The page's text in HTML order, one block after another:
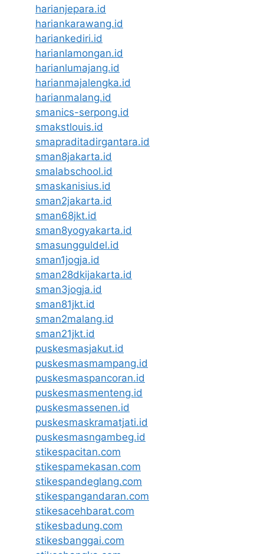
harianjepara.id
hariankarawang.id
hariankediri.id
harianlamongan.id
harianlumajang.id
harianmajalengka.id
harianmalang.id
smanics-serpong.id
smakstlouis.id
smapraditadirgantara.id
sman8jakarta.id
smalabschool.id
smaskanisius.id
sman2jakarta.id
sman68jkt.id
sman8yogyakarta.id
smasungguldel.id
sman1jogja.id
sman28dkijakarta.id
sman3jogja.id
sman81jkt.id
sman2malang.id
sman21jkt.id
puskesmasjakut.id
puskesmasmampang.id
puskesmaspancoran.id
puskesmasmenteng.id
puskesmassenen.id
puskesmaskramatjati.id
puskesmasngambeg.id
stikespacitan.com
stikespamekasan.com
stikespandeglang.com
stikespangandaran.com
stikesacehbarat.com
stikesbadung.com
stikesbanggai.com